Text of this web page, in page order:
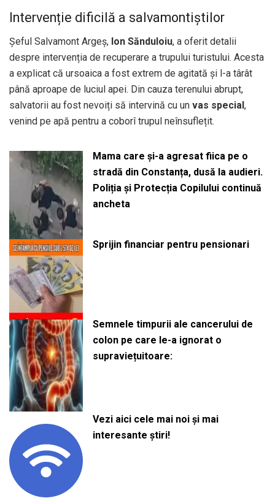
Intervenție dificilă a salvamontiștilor
Șeful Salvamont Argeș, Ion Sănduloiu, a oferit detalii
despre intervenția de recuperare a trupului turistului. Acesta
a explicat că ursoaica a fost extrem de agitată și l-a târât
până aproape de luciul apei. Din cauza terenului abrupt,
salvatorii au fost nevoiți să intervină cu un vas special,
venind pe apă pentru a coborî trupul neînsuflețit.
Mama care și-a agresat fiica pe o
stradă din Constanța, dusă la audieri.
Poliția și Protecția Copilului continuă
ancheta
Sprijin financiar pentru pensionari
Semnele timpurii ale cancerului de
colon pe care le-a ignorat o
supraviețuitoare:
Vezi aici cele mai noi și mai
interesante știri!